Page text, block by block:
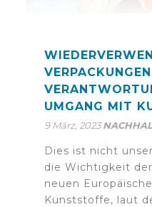
UMGANG MIT
9 März, 2023
Dies ist nicht
die Wichtigkeit
neuen
Kunststoffe, laut